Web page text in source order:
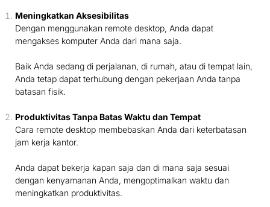
Meningkatkan Aksesibilitas
Dengan menggunakan remote desktop, Anda dapat
mengakses komputer Anda dari mana saja.
Baik Anda sedang di perjalanan, di rumah, atau di tempat lain,
Anda tetap dapat terhubung dengan pekerjaan Anda tanpa
batasan fisik.
Produktivitas Tanpa Batas Waktu dan Tempat
Cara remote desktop membebaskan Anda dari keterbatasan
jam kerja kantor.
Anda dapat bekerja kapan saja dan di mana saja sesuai
dengan kenyamanan Anda, mengoptimalkan waktu dan
meningkatkan produktivitas.